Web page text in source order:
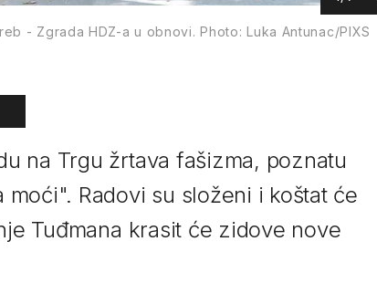
- Zgrada HDZ-a u obnovi. Photo: Luka Antunac/PIXS
na Trgu žrtava fašizma, poznatu
moći". Radovi su složeni i koštat će
Tuđmana krasit će zidove nove